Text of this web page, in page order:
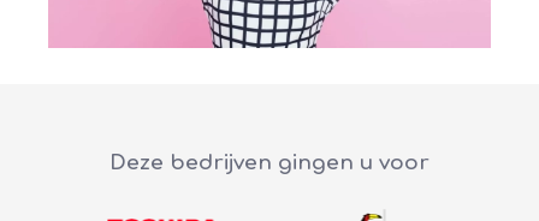
Deze bedrijven gingen u voor